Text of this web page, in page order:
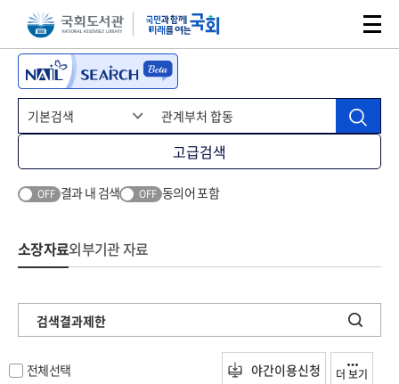
본문 바로가기주메뉴 바로가기
고급검색
OFF 결과 내 검색 OFF 동의어 포함
소장자료외부기관 자료
검색결과제한
전체선택 야간이용신청 더 보기